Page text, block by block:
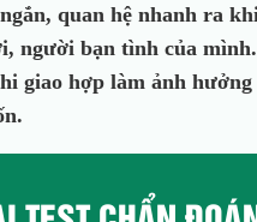
quan hệ nhanh ra
người bạn tình của
giao hợp làm ảnh